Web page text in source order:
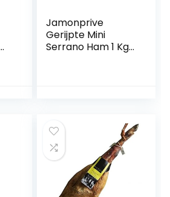
Jamonprive
Gerijpte Mini
Serrano Ham 1 Kg